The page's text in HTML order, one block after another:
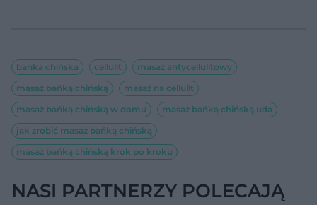
bańka chińska cellulit
masaż antycellulitowy
masaż bańką chińską
masaż na cellulit
masaż bańką chińską w domu
masaż bańką chińską uda
jak zrobić masaż bańką chińską
masaż bańką chińską krok po kroku
NASI PARTNERZY POLECAJĄ